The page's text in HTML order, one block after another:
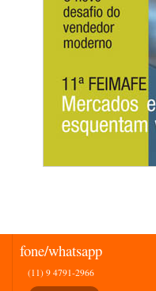
fone/whatsapp
(11) 9 4791-2966